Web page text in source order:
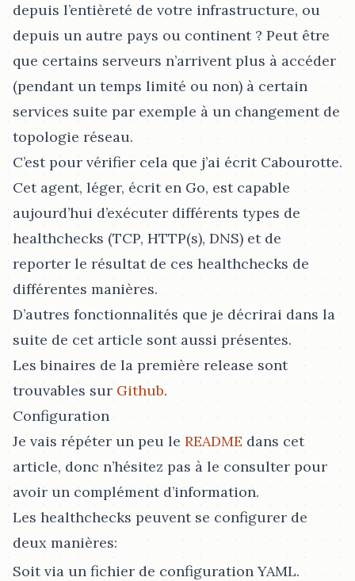
depuis l’entièreté de votre infrastructure, ou
depuis un autre pays ou continent ? Peut être
que certains serveurs n’arrivent plus à accéder
(pendant un temps limité ou non) à certain
services suite par exemple à un changement de
topologie réseau.
C’est pour vérifier cela que j’ai écrit Cabourotte.
Cet agent, léger, écrit en Go, est capable
aujourd’hui d’exécuter différents types de
healthchecks (TCP, HTTP(s), DNS) et de
reporter le résultat de ces healthchecks de
différentes manières.
D’autres fonctionnalités que je décrirai dans la
suite de cet article sont aussi présentes.
Les binaires de la première release sont
trouvables sur Github.
Configuration
Je vais répéter un peu le README dans cet
article, donc n’hésitez pas à le consulter pour
avoir un complément d’information.
Les healthchecks peuvent se configurer de
deux manières:
Soit via un fichier de configuration YAML.